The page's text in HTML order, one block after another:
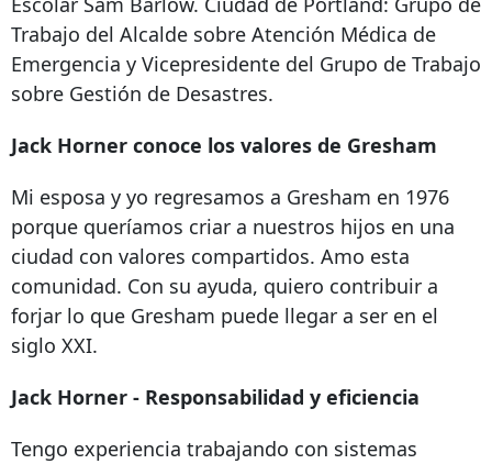
Trabajo del Alcalde sobre Atención Médica de
Emergencia y Vicepresidente del Grupo de Trabajo
sobre Gestión de Desastres.
Jack Horner conoce los valores de Gresham
Mi esposa y yo regresamos a Gresham en 1976
porque queríamos criar a nuestros hijos en una
ciudad con valores compartidos. Amo esta
comunidad. Con su ayuda, quiero contribuir a
forjar lo que Gresham puede llegar a ser en el
siglo XXI.
Jack Horner - Responsabilidad y eficiencia
Tengo experiencia trabajando con sistemas